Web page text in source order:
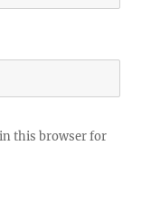
in this browser for